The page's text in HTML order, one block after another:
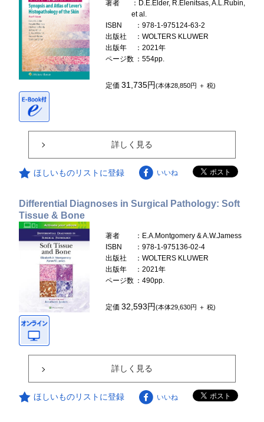
著者
：D.E.Elder, R.Elenitsas, A.L.Rubin,
et al.
ISBN
：978-1-975124-63-2
出版社
：WOLTERS KLUWER
出版年
：2021年
ページ数 ：554pp.
定価31,735円(本体28,850円 ＋ 税)
詳しく見る
ほしいものリストに登録 いいね
Differential Diagnoses in Surgical Pathology: Soft
Tissue & Bone
著者
：E.A.Montgomery & A.W.Jamess
ISBN
：978-1-975136-02-4
出版社
：WOLTERS KLUWER
出版年
：2021年
ページ数 ：490pp.
定価32,593円(本体29,630円 ＋ 税)
詳しく見る
ほしいものリストに登録 いいね